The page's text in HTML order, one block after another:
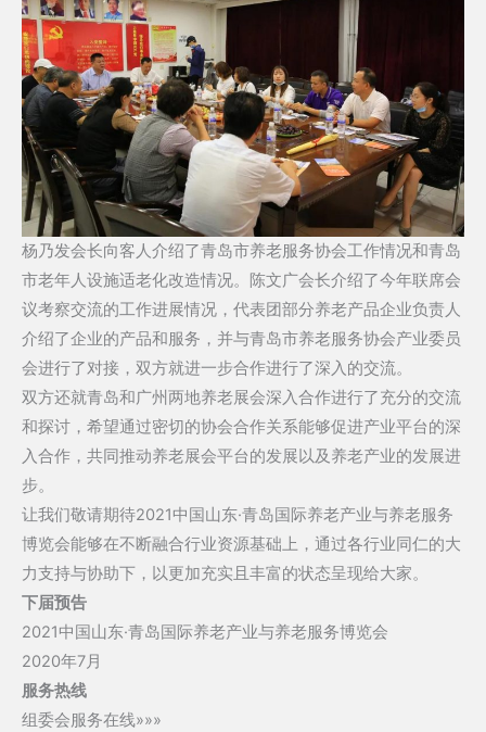
杨乃发会长向客人介绍了青岛市养老服务协会工作情况和青岛
市老年人设施适老化改造情况。陈文广会长介绍了今年联席会
议考察交流的工作进展情况，代表团部分养老产品企业负责人
介绍了企业的产品和服务，并与青岛市养老服务协会产业委员
会进行了对接，双方就进一步合作进行了深入的交流。
双方还就青岛和广州两地养老展会深入合作进行了充分的交流
和探讨，希望通过密切的协会合作关系能够促进产业平台的深
入合作，共同推动养老展会平台的发展以及养老产业的发展进
步。
让我们敬请期待2021中国山东·青岛国际养老产业与养老服务
博览会能够在不断融合行业资源基础上，通过各行业同仁的大
力支持与协助下，以更加充实且丰富的状态呈现给大家。
下届预告
2021中国山东·青岛国际养老产业与养老服务博览会
2020年7月
服务热线
组委会服务在线»»»